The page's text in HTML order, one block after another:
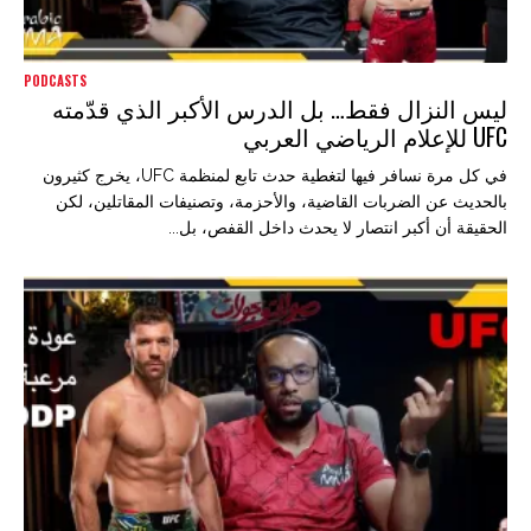
PODCASTS
ليس النزال فقط… بل الدرس الأكبر الذي قدّمته
UFC للإعلام الرياضي العربي
في كل مرة نسافر فيها لتغطية حدث تابع لمنظمة UFC، يخرج كثيرون
بالحديث عن الضربات القاضية، والأحزمة، وتصنيفات المقاتلين، لكن
الحقيقة أن أكبر انتصار لا يحدث داخل القفص، بل...